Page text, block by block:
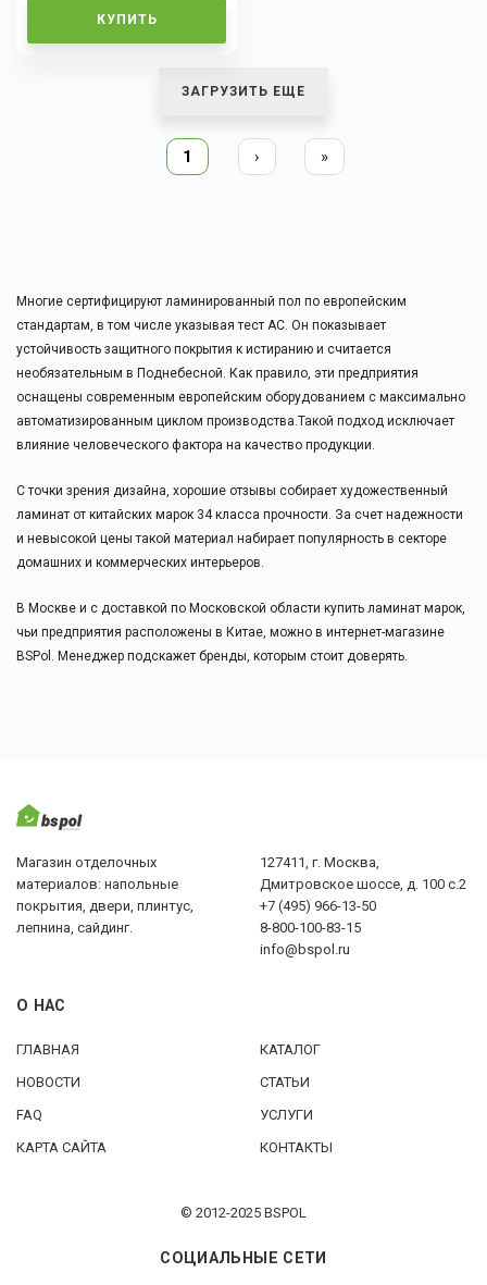
КУПИТЬ
ЗАГРУЗИТЬ ЕЩЕ
1 › »
Многие сертифицируют ламинированный пол по европейским
стандартам, в том числе указывая тест AC. Он показывает
устойчивость защитного покрытия к истиранию и считается
необязательным в Поднебесной. Как правило, эти предприятия
оснащены современным европейским оборудованием с максимально
автоматизированным циклом производства.Такой подход исключает
влияние человеческого фактора на качество продукции.
С точки зрения дизайна, хорошие отзывы собирает художественный
ламинат от китайских марок 34 класса прочности. За счет надежности
и невысокой цены такой материал набирает популярность в секторе
домашних и коммерческих интерьеров.
В Москве и с доставкой по Московской области купить ламинат марок,
чьи предприятия расположены в Китае, можно в интернет-магазине
BSPol. Менеджер подскажет бренды, которым стоит доверять.
Магазин отделочных
материалов: напольные
покрытия, двери, плинтус,
лепнина, сайдинг.
127411, г. Москва,
Дмитровское шоссе, д. 100 с.2
+7 (495) 966-13-50
8-800-100-83-15
info@bspol.ru
О НАС
ГЛАВНАЯ
КАТАЛОГ
НОВОСТИ
СТАТЬИ
FAQ
УСЛУГИ
КАРТА САЙТА
КОНТАКТЫ
© 2012-2025 BSPOL
СОЦИАЛЬНЫЕ СЕТИ